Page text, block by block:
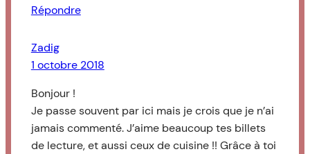
Répondre
Zadig
1 octobre 2018
Bonjour !
Je passe souvent par ici mais je crois que je n’ai
jamais commenté. J’aime beaucoup tes billets
de lecture, et aussi ceux de cuisine !! Grâce à toi